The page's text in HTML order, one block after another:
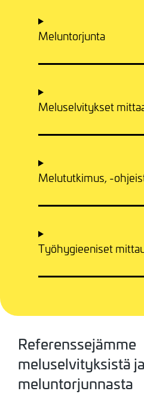
Meluntorjunta
Meluselvitykset
Melututkimus, -
Työhygieeniset
Referenssejämme
meluselvityksistä ja
meluntorjunnasta